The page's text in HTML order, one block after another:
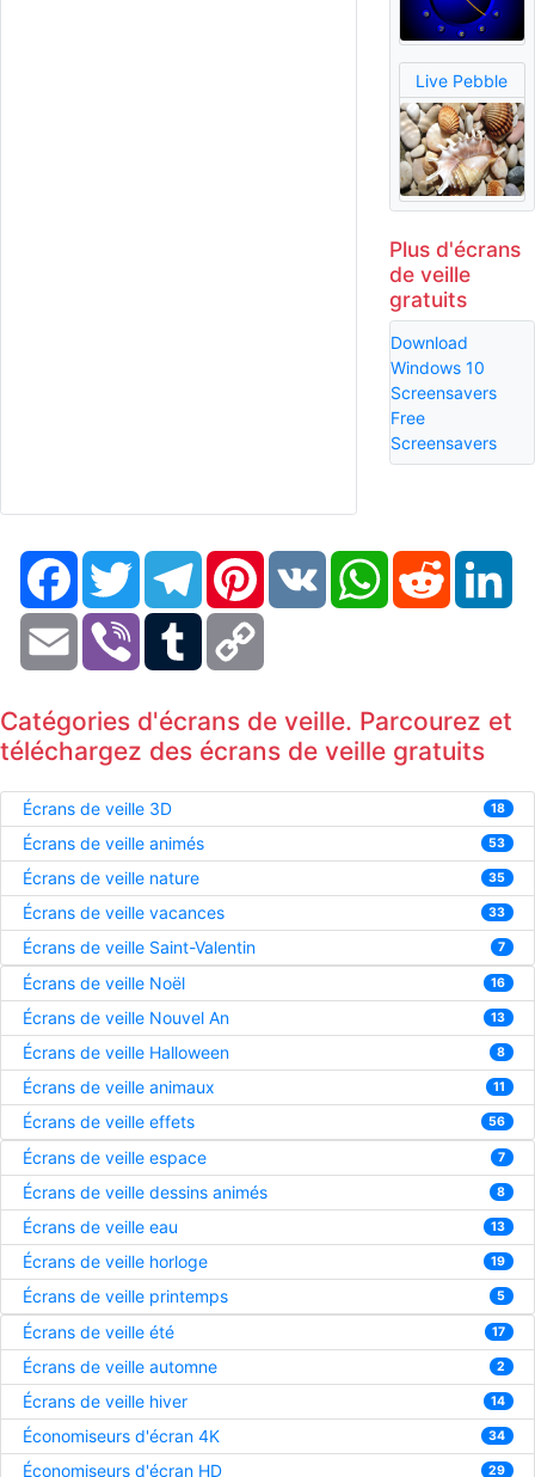
Live Pebble
Plus d'écrans
de veille
gratuits
Download
Windows 10
Screensavers
Free
Screensavers
FacebookTwitter TelegramPinterestVK WhatsAppReddit
Email Viber Tumblr
Catégories d'écrans de veille. Parcourez et
téléchargez des écrans de veille gratuits
Écrans de veille 3D 18
Écrans de veille animés 53
Écrans de veille nature 35
Écrans de veille vacances 33
Écrans de veille Saint-Valentin 7
Écrans de veille Noël 16
Écrans de veille Nouvel An 13
Écrans de veille Halloween 8
Écrans de veille animaux 11
Écrans de veille effets 56
Écrans de veille espace 7
Écrans de veille dessins animés 8
Écrans de veille eau 13
Écrans de veille horloge 19
Écrans de veille printemps 5
Écrans de veille été 17
Écrans de veille automne 2
Écrans de veille hiver 14
Économiseurs d'écran 4K 34
Économiseurs d'écran HD 29